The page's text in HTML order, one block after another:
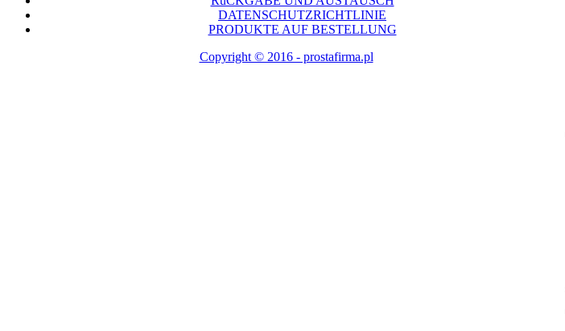
DATENSCHUTZRICHTLINIE
PRODUKTE AUF BESTELLUNG
Copyright © 2016 - prostafirma.pl